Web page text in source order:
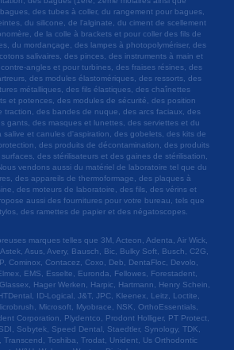
des tubes à coller, du rangement pour bagues,
du silicone, de l'alginate, du ciment de scellement
de la colle à brackets et pour coller des fils de
du mordançage, des lampes à photopolymériser, des
salivaires, des pinces, des instruments à main et
angles et pour turbines, des fraises résines, des
des modules élastomériques, des ressorts, des
métalliques, des fils élastiques, des chaînettes
et potences, des modules de sécurité, des position
traction, des bandes de nuque, des arcs faciaux, des
gants, des masques et lunettes, des serviettes et du
salive et canules d'aspiration, des gobelets, des kits de
des produits de décontamination, des produits
des stérilisateurs et des gaines de stérilisation,
vendons aussi du matériel de laboratoire tel que du
des appareils de thermoformage, des plaques à
des moteurs de laboratoire, des fils, des vérins et
aussi des fournitures pour votre bureau, tels que
des ramettes de papier et des négatoscopes.
marques telles que 3M, Acteon, Adenta, Air Wick,
Asus, Avery, Bausch, Bic, Bulky Soft, Busch, C2G,
Cominox, Contacez, Coxo, Deb, DentaFloc, Devolo,
EMS, Esselte, Euronda, Fellowes, Forestadent,
Hager Werken, Harpic, Hartmann, Henry Schein,
ID-Logical, J&T, JPC, Kleenex, Leitz, Loctite,
Microsoft, Myobrace, NSK, OrthoEssentials,
Corporation, Plydentco, Prodont Holliger, PT Protect,
Sobytek, Speed Dental, Staedtler, Synology, TDK,
Transcend, Toshiba, Trodat, Unident, Us Orthodontic